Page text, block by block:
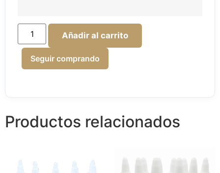
Añadir al carrito
Seguir comprando
Productos relacionados